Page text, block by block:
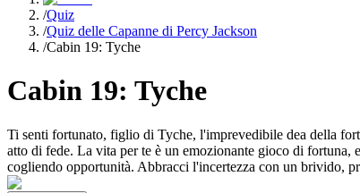
/Quiz
/Quiz delle Capanne di Percy Jackson
/Cabin 19: Tyche
Cabin 19: Tyche
Ti senti fortunato, figlio di Tyche, l'imprevedibile dea della
atto di fede. La vita per te è un emozionante gioco di fortuna,
cogliendo opportunità. Abbracci l'incertezza con un brivido,